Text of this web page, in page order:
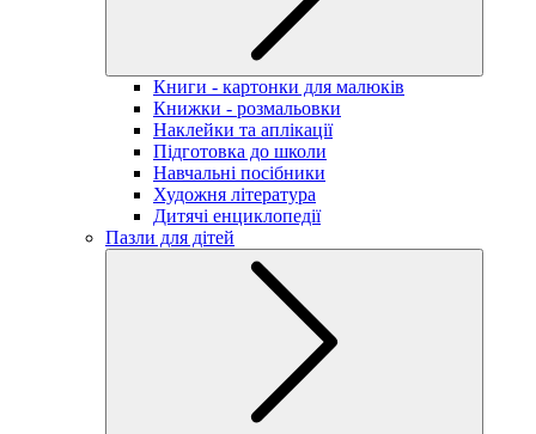
Книги - картонки для малюків
Книжки - розмальовки
Наклейки та аплікації
Підготовка до школи
Навчальні посібники
Художня література
Дитячі енциклопедії
Пазли для дітей